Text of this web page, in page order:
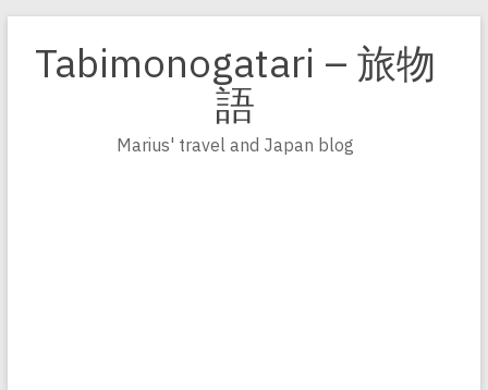
Inhalt
springen
Tabimonogatari – 旅物
語
Marius' travel and Japan blog